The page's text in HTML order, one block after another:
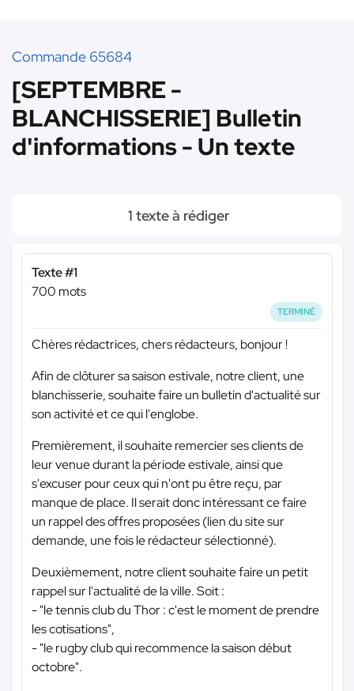
Commande 65684
[SEPTEMBRE -
BLANCHISSERIE] Bulletin
d'informations - Un texte
1 texte à rédiger
Texte #1
700 mots
TERMINÉ
Chères rédactrices, chers rédacteurs, bonjour !
Afin de clôturer sa saison estivale, notre client, une
blanchisserie, souhaite faire un bulletin d'actualité sur
son activité et ce qui l'englobe.
Premièrement, il souhaite remercier ses clients de
leur venue durant la période estivale, ainsi que
s'excuser pour ceux qui n'ont pu être reçu, par
manque de place. Il serait donc intéressant ce faire
un rappel des offres proposées (lien du site sur
demande, une fois le rédacteur sélectionné).
Deuxièmement, notre client souhaite faire un petit
rappel sur l'actualité de la ville. Soit :
- "le tennis club du Thor : c'est le moment de prendre
les cotisations",
- "le rugby club qui recommence la saison début
octobre".